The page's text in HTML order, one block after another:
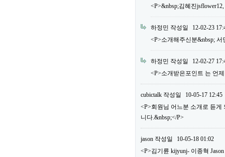
<P>&nbsp;김혜진
하정민 작성일
12-02-23
<P>소개해주신분&nbsp; 서
하정민 작성일
12-02-27
<P>소개받은포인트 는 언
cubictalk 작성일
10-05-17 12:45
<P>회원님 어느분 소개로 듣
니다.&nbsp;</P>
jason 작성일
10-05-18 01:02
<P>김기륜 kijyunj- 이종혁